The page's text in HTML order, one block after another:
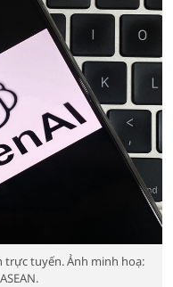
trực tuyến. Ảnh minh hoạ: